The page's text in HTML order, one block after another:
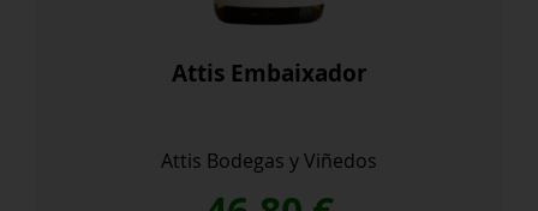
Attis Embaixador
Attis Bodegas y Viñedos